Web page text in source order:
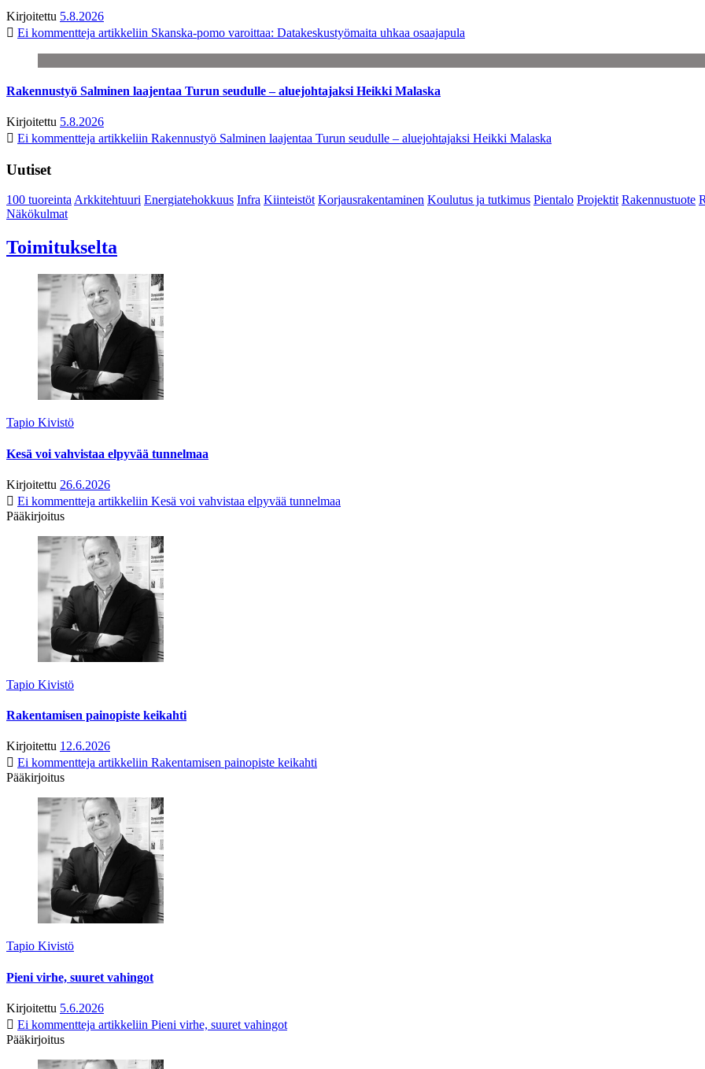
Kirjoitettu 5.8.2026
Ei kommentteja artikkeliin Skanska-pomo varoittaa: Datakeskustyömaita uhkaa osaajapula
Rakennustyö Salminen laajentaa Turun seudulle – aluejohtajaksi Heikki Malaska
Kirjoitettu 5.8.2026
Ei kommentteja artikkeliin Rakennustyö Salminen laajentaa Turun seudulle – aluejohtajaksi Heikki Malaska
Uutiset
100 tuoreintaArkkitehtuuri Energiatehokkuus Infra Kiinteistöt Korjausrakentaminen Koulutus ja tutkimus Pientalo Projektit Rakennustuote
Näkökulmat
Toimitukselta
Tapio Kivistö
Kesä voi vahvistaa elpyvää tunnelmaa
Kirjoitettu 26.6.2026
Ei kommentteja artikkeliin Kesä voi vahvistaa elpyvää tunnelmaa
Pääkirjoitus
Tapio Kivistö
Rakentamisen painopiste keikahti
Kirjoitettu 12.6.2026
Ei kommentteja artikkeliin Rakentamisen painopiste keikahti
Pääkirjoitus
Tapio Kivistö
Pieni virhe, suuret vahingot
Kirjoitettu 5.6.2026
Ei kommentteja artikkeliin Pieni virhe, suuret vahingot
Pääkirjoitus